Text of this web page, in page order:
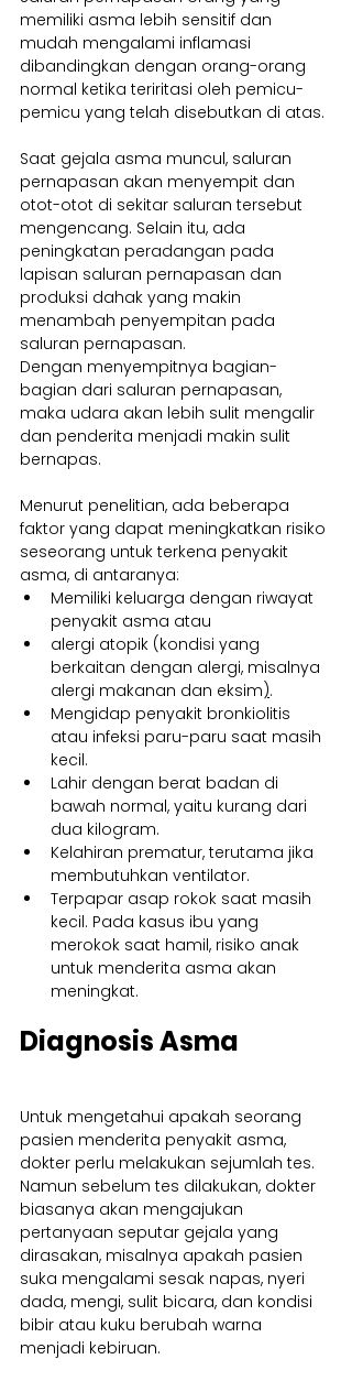
memiliki asma lebih sensitif dan
mudah mengalami inflamasi
dibandingkan dengan orang-orang
normal ketika teriritasi oleh pemicu-
pemicu yang telah disebutkan di atas.
Saat gejala asma muncul, saluran
pernapasan akan menyempit dan
otot-otot di sekitar saluran tersebut
mengencang. Selain itu, ada
peningkatan peradangan pada
lapisan saluran pernapasan dan
produksi dahak yang makin
menambah penyempitan pada
saluran pernapasan.
Dengan menyempitnya bagian-
bagian dari saluran pernapasan,
maka udara akan lebih sulit mengalir
dan penderita menjadi makin sulit
bernapas.
Menurut penelitian, ada beberapa
faktor yang dapat meningkatkan risiko
seseorang untuk terkena penyakit
asma, di antaranya:
Memiliki keluarga dengan riwayat
penyakit asma atau
alergi atopik (kondisi yang
berkaitan dengan alergi, misalnya
alergi makanan dan eksim).
Mengidap penyakit bronkiolitis
atau infeksi paru-paru saat masih
kecil.
Lahir dengan berat badan di
bawah normal, yaitu kurang dari
dua kilogram.
Kelahiran prematur, terutama jika
membutuhkan ventilator.
Terpapar asap rokok saat masih
kecil. Pada kasus ibu yang
merokok saat hamil, risiko anak
untuk menderita asma akan
meningkat.
Diagnosis Asma
Untuk mengetahui apakah seorang
pasien menderita penyakit asma,
dokter perlu melakukan sejumlah tes.
Namun sebelum tes dilakukan, dokter
biasanya akan mengajukan
pertanyaan seputar gejala yang
dirasakan, misalnya apakah pasien
suka mengalami sesak napas, nyeri
dada, mengi, sulit bicara, dan kondisi
bibir atau kuku berubah warna
menjadi kebiruan.